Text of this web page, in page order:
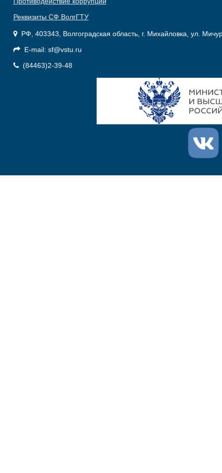
Реквизиты СФ ВолгГТУ
РФ, 403343, Волгоградская область, г. Михайловка, ул.
E-mail: sf@vstu.ru
(84463)2-39-48